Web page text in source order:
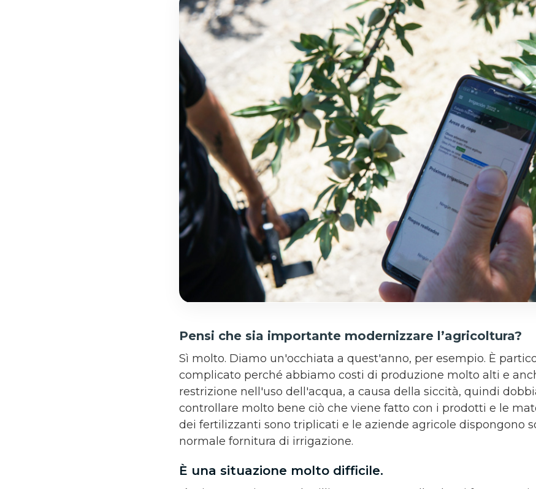
Pensi che sia importante modernizzare l’agricoltura?
Sì molto. Diamo un'occhiata a quest'anno, per esempio. È
complicato perché abbiamo costi di produzione molto alti e
restrizione nell'uso dell'acqua, a causa della siccità, quindi
controllare molto bene ciò che viene fatto con i prodotti e le
dei fertilizzanti sono triplicati e le aziende agricole dispongono
normale fornitura di irrigazione.
È una situazione molto difficile.